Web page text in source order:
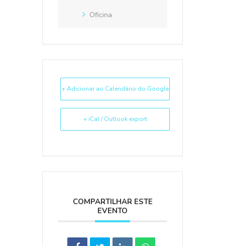
Oficina
+ Adicionar ao Calendário do Google
+ iCal / Outlook export
COMPARTILHAR ESTE
EVENTO